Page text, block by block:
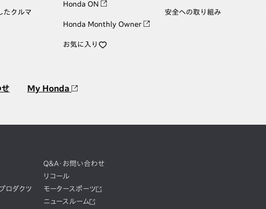
たクルマ
Honda ON
Honda Monthly Owner
お気に入り
安全への取り組み
My Honda
ロダクツ
Q&A・お問い合わせ
リコール
モータースポーツ
ニュースルーム